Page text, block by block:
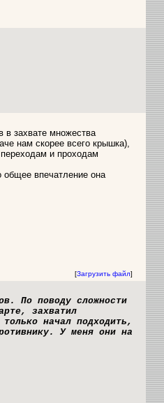
в захвате множества
нам скорее всего крышка),
и проходам
общее впечатление она
[Загрузить файл]
По поводу сложности
захватил
начал подходить,
У меня они на